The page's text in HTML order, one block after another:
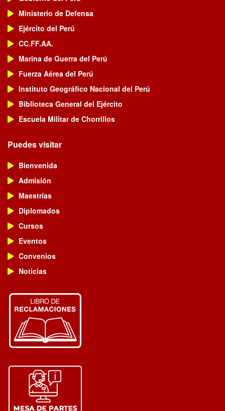
Ministerio de Defensa
Ejército del Perú
CC.FF.AA.
Marina de Guerra del Perú
Fuerza Aérea del Perú
Instituto Geográfico Nacional del Perú
Biblioteca General del Ejército
Escuela Militar de Chorrillos
Puedes visitar
Bienvenida
Admisión
Maestrías
Diplomados
Cursos
Eventos
Convenios
Noticias